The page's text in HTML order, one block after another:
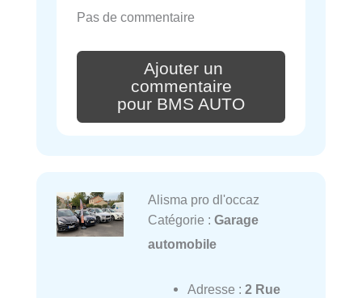
Pas de commentaire
Ajouter un
commentaire
pour BMS AUTO
Alisma pro dl'occaz
Catégorie : Garage
automobile
Adresse : 2 Rue